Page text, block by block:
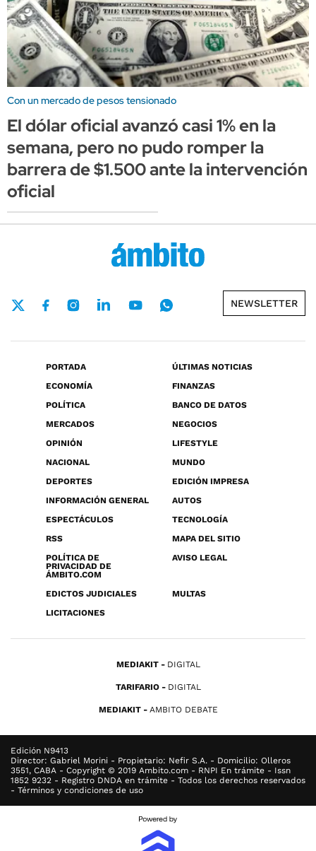
Con un mercado de pesos tensionado
El dólar oficial avanzó casi 1% en la
semana, pero no pudo romper la
barrera de $1.500 ante la intervención
oficial
NEWSLETTER
PORTADA
ÚLTIMAS NOTICIAS
ECONOMÍA
FINANZAS
POLÍTICA
BANCO DE DATOS
MERCADOS
NEGOCIOS
OPINIÓN
LIFESTYLE
NACIONAL
MUNDO
DEPORTES
EDICIÓN IMPRESA
INFORMACIÓN GENERAL
AUTOS
ESPECTÁCULOS
TECNOLOGÍA
RSS
MAPA DEL SITIO
POLÍTICA DE
PRIVACIDAD DE
ÁMBITO.COM
AVISO LEGAL
EDICTOS JUDICIALES
MULTAS
LICITACIONES
MEDIAKIT DIGITAL
TARIFARIO DIGITAL
MEDIAKIT AMBITO DEBATE
Edición N9413
Director: Gabriel Morini - Propietario: Nefir S.A. - Domicilio: Olleros
3551, CABA - Copyright © 2019 Ambito.com - RNPI En trámite - Issn
1852 9232 - Registro DNDA en trámite - Todos los derechos reservados
- Términos y condiciones de uso